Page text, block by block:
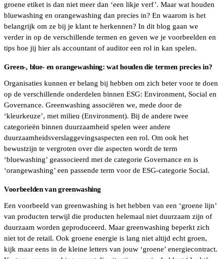
groene etiket is dan niet meer dan ‘een likje verf’. Maar wat houden
bluewashing en orangewashing dan precies in? En waarom is het
belangrijk om ze bij je klant te herkennen? In dit blog gaan we
verder in op de verschillende termen en geven we je voorbeelden en
tips hoe jij hier als accountant of auditor een rol in kan spelen.
Green-, blue- en orangewashing: wat houden die termen precies in?
Organisaties kunnen er belang bij hebben om zich beter voor te doen
op de verschillende onderdelen binnen ESG: Environment, Social en
Governance. Greenwashing associëren we, mede door de
‘kleurkeuze’, met milieu (Environment). Bij de andere twee
categorieën binnen duurzaamheid spelen weer andere
duurzaamheidsverslaggevingsaspecten een rol. Om ook het
bewustzijn te vergroten over die aspecten wordt de term
‘bluewashing’ geassocieerd met de categorie Governance en is
‘orangewashing’ een passende term voor de ESG-categorie Social.
Voorbeelden van greenwashing
Een voorbeeld van greenwashing is het hebben van een ‘groene lijn’
van producten terwijl die producten helemaal niet duurzaam zijn of
duurzaam worden geproduceerd. Maar greenwashing beperkt zich
niet tot de retail. Ook groene energie is lang niet altijd echt groen,
kijk maar eens in de kleine letters van jouw ‘groene’ energiecontract.